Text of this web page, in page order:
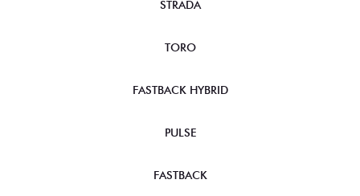
STRADA
TORO
FASTBACK HYBRID
PULSE
FASTBACK